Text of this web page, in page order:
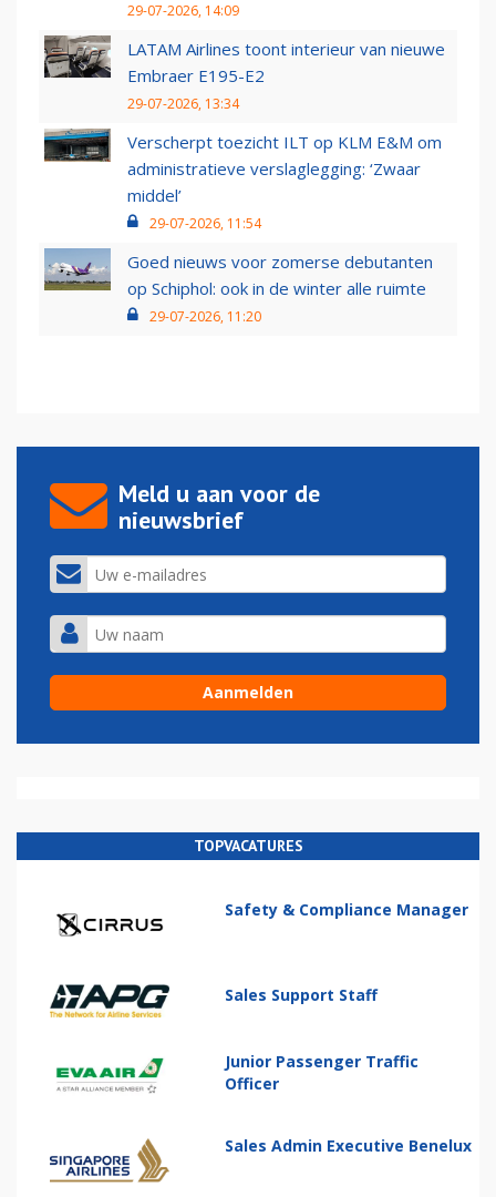
29-07-2026, 14:09
LATAM Airlines toont interieur van nieuwe
Embraer E195-E2
29-07-2026, 13:34
Verscherpt toezicht ILT op KLM E&M om
administratieve verslaglegging: ‘Zwaar
middel’
29-07-2026, 11:54
Goed nieuws voor zomerse debutanten
op Schiphol: ook in de winter alle ruimte
29-07-2026, 11:20
Meld u aan voor de
nieuwsbrief
TOPVACATURES
Safety & Compliance Manager
Sales Support Staff
Junior Passenger Traffic
Officer
Sales Admin Executive Benelux